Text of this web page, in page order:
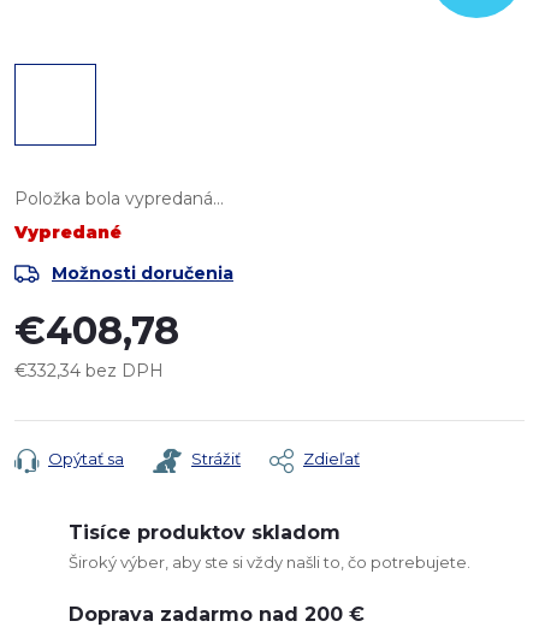
Položka bola vypredaná…
Vypredané
Možnosti doručenia
€408,78
€332,34 bez DPH
cena:
Opýtať sa Strážiť Zdieľať
Tisíce produktov skladom
Široký výber, aby ste si vždy našli to, čo potrebujete.
Doprava zadarmo nad 200 €